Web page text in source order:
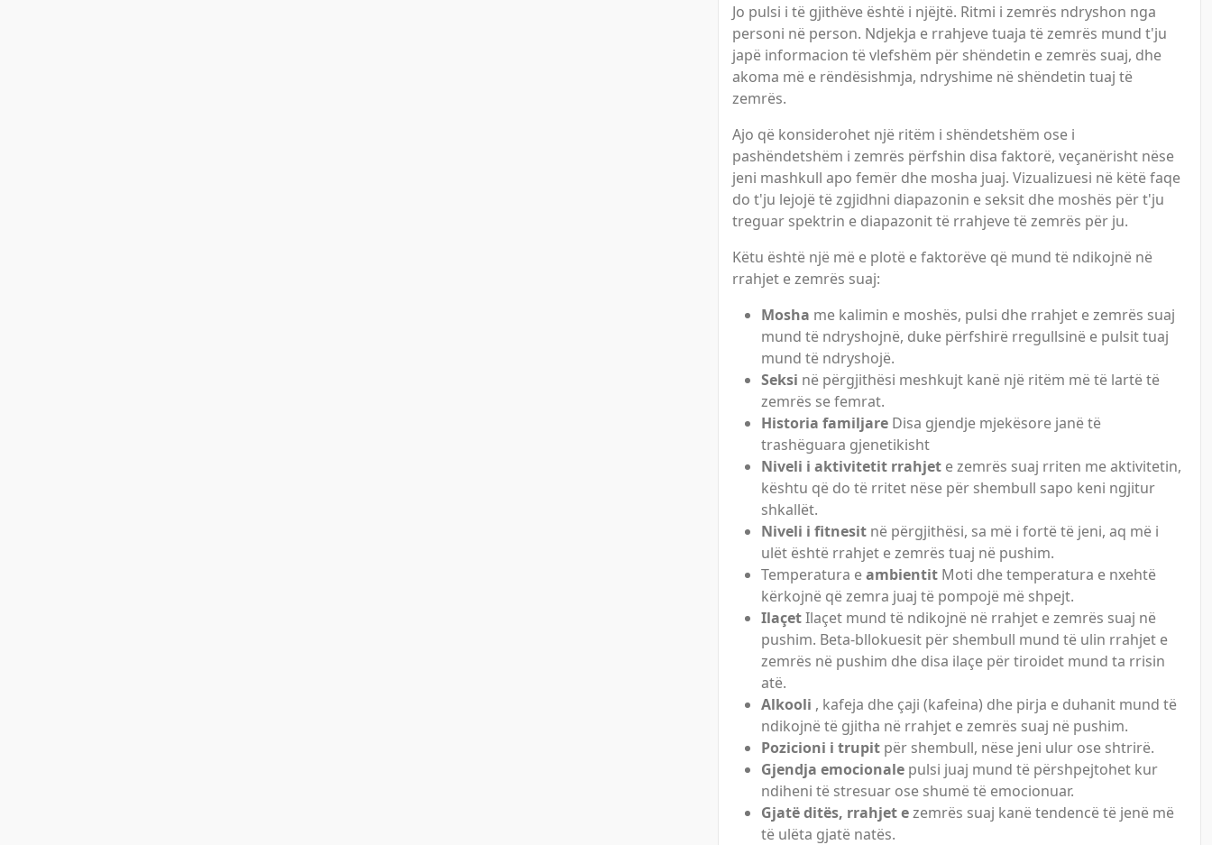
Jo pulsi i të gjithëve është i njëjtë. Ritmi i zemrës ndryshon nga
personi në person. Ndjekja e rrahjeve tuaja të zemrës mund t'ju
japë informacion të vlefshëm për shëndetin e zemrës suaj, dhe
akoma më e rëndësishmja, ndryshime në shëndetin tuaj të
zemrës.
Ajo që konsiderohet një ritëm i shëndetshëm ose i
pashëndetshëm i zemrës përfshin disa faktorë, veçanërisht nëse
jeni mashkull apo femër dhe mosha juaj. Vizualizuesi në këtë faqe
do t'ju lejojë të zgjidhni diapazonin e seksit dhe moshës për t'ju
treguar spektrin e diapazonit të rrahjeve të zemrës për ju.
Këtu është një më e plotë e faktorëve që mund të ndikojnë në
rrahjet e zemrës suaj:
Mosha me kalimin e moshës, pulsi dhe rrahjet e zemrës suaj
mund të ndryshojnë, duke përfshirë rregullsinë e pulsit tuaj
mund të ndryshojë.
Seksi në përgjithësi meshkujt kanë një ritëm më të lartë të
zemrës se femrat.
Historia familjare Disa gjendje mjekësore janë të
trashëguara gjenetikisht
Niveli i aktivitetit rrahjet e zemrës suaj rriten me aktivitetin,
kështu që do të rritet nëse për shembull sapo keni ngjitur
shkallët.
Niveli i fitnesit në përgjithësi, sa më i fortë të jeni, aq më i
ulët është rrahjet e zemrës tuaj në pushim.
Temperatura eambientit Moti dhe temperatura e nxehtë
kërkojnë që zemra juaj të pompojë më shpejt.
IlaçetIlaçet mund të ndikojnë në rrahjet e zemrës suaj në
pushim. Beta-bllokuesit për shembull mund të ulin rrahjet e
zemrës në pushim dhe disa ilaçe për tiroidet mund ta rrisin
atë.
Alkooli , kafeja dhe çaji (kafeina) dhe pirja e duhanit mund të
ndikojnë të gjitha në rrahjet e zemrës suaj në pushim.
Pozicioni i trupit për shembull, nëse jeni ulur ose shtrirë.
Gjendja emocionale pulsi juaj mund të përshpejtohet kur
ndiheni të stresuar ose shumë të emocionuar.
Gjatë ditës, rrahjet ezemrës suaj kanë tendencë të jenë më
të ulëta gjatë natës.